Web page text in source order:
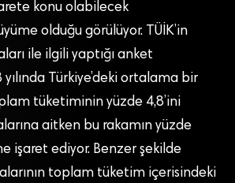
konu olabilecek
olduğu görülüyor. TÜİK’in
ile ilgili yaptığı anket
yılında Türkiye’deki ortalama bir
tüketiminin yüzde 4,8’ini
aitken bu rakamın yüzde
işaret ediyor. Benzer şekilde
toplam tüketim içerisindeki